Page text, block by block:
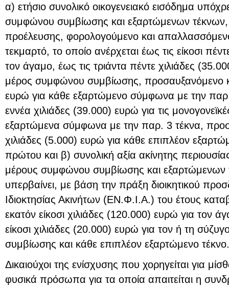
α) ετήσιο συνολικό οικογενειακό εισόδημα
συμφώνου συμβίωσης και εξαρτώμενων
προέλευσης, φορολογούμενο και
τεκμαρτό, το οποίο ανέρχεται έως τις είκοσι
τον άγαμο, έως τις τριάντα πέντε χιλιάδες
μέρος συμφώνου συμβίωσης, προσαυξανόμενο
ευρώ για κάθε εξαρτώμενο σύμφωνα με την παρ.
εννέα χιλιάδες (39.000) ευρώ για τις
εξαρτώμενα σύμφωνα με την παρ. 3 τέκνα,
χιλιάδες (5.000) ευρώ για κάθε επιπλέον
πρώτου και β) συνολική αξία ακίνητης
μέρους συμφώνου συμβίωσης και εξαρτώμενων
υπερβαίνει, με βάση την πράξη διοικητικού
Ιδιοκτησίας Ακινήτων (ΕΝ.Φ.Ι.Α.) του έτους
εκατόν είκοσι χιλιάδες (120.000) ευρώ για τον
είκοσι χιλιάδες (20.000) ευρώ για τον ή τη
συμβίωσης και κάθε επιπλέον εξαρτώμενο τέκνο.
Δικαιούχοι της ενίσχυσης που χορηγείται για
φυσικά πρόσωπα για τα οποία απαιτείται η